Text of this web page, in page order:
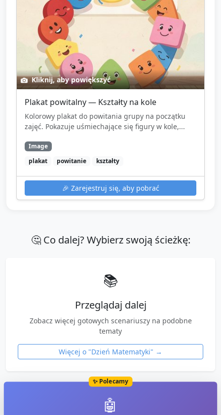
Kliknij, aby powiększyć
Plakat powitalny — Kształty na kole
Kolorowy plakat do powitania grupy na początku
zajęć. Pokazuje uśmiechające się figury w kole,...
Image
plakat
powitanie kształty
🎉 Zarejestruj się, aby pobrać
🤔 Co dalej? Wybierz swoją ścieżkę:
📚
Przeglądaj dalej
Zobacz więcej gotowych scenariuszy na podobne
tematy
Więcej o "Dzień Matematyki" →
✨ Polecamy
🤖